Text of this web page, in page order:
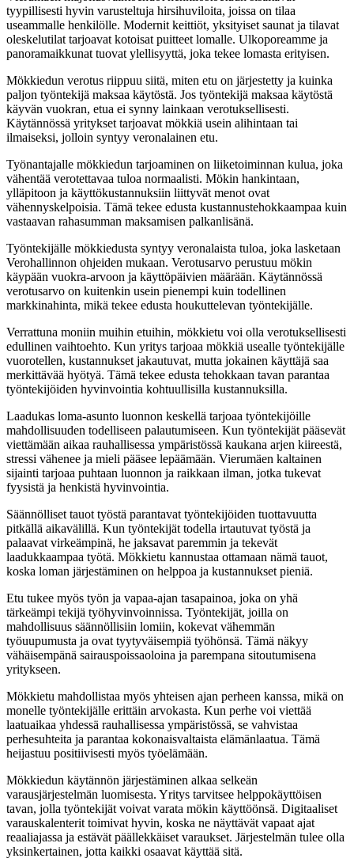
tyypillisesti hyvin varusteltuja hirsihuviloita, joissa on tilaa
useammalle henkilölle. Modernit keittiöt, yksityiset saunat ja tilavat
oleskelutilat tarjoavat kotoisat puitteet lomalle. Ulkoporeamme ja
panoramaikkunat tuovat ylellisyyttä, joka tekee lomasta erityisen.
Mökkiedun verotus riippuu siitä, miten etu on järjestetty ja kuinka
paljon työntekijä maksaa käytöstä. Jos työntekijä maksaa käytöstä
käyvän vuokran, etua ei synny lainkaan verotuksellisesti.
Käytännössä yritykset tarjoavat mökkiä usein alihintaan tai
ilmaiseksi, jolloin syntyy veronalainen etu.
Työnantajalle mökkiedun tarjoaminen on liiketoiminnan kulua, joka
vähentää verotettavaa tuloa normaalisti. Mökin hankintaan,
ylläpitoon ja käyttökustannuksiin liittyvät menot ovat
vähennyskelpoisia. Tämä tekee edusta kustannustehokkaampaa kuin
vastaavan rahasumman maksamisen palkanlisänä.
Työntekijälle mökkiedusta syntyy veronalaista tuloa, joka lasketaan
Verohallinnon ohjeiden mukaan. Verotusarvo perustuu mökin
käypään vuokra-arvoon ja käyttöpäivien määrään. Käytännössä
verotusarvo on kuitenkin usein pienempi kuin todellinen
markkinahinta, mikä tekee edusta houkuttelevan työntekijälle.
Verrattuna moniin muihin etuihin, mökkietu voi olla verotuksellisesti
edullinen vaihtoehto. Kun yritys tarjoaa mökkiä usealle työntekijälle
vuorotellen, kustannukset jakautuvat, mutta jokainen käyttäjä saa
merkittävää hyötyä. Tämä tekee edusta tehokkaan tavan parantaa
työntekijöiden hyvinvointia kohtuullisilla kustannuksilla.
Laadukas loma-asunto luonnon keskellä tarjoaa työntekijöille
mahdollisuuden todelliseen palautumiseen. Kun työntekijät pääsevät
viettämään aikaa rauhallisessa ympäristössä kaukana arjen kiireestä,
stressi vähenee ja mieli pääsee lepäämään. Vierumäen kaltainen
sijainti tarjoaa puhtaan luonnon ja raikkaan ilman, jotka tukevat
fyysistä ja henkistä hyvinvointia.
Säännölliset tauot työstä parantavat työntekijöiden tuottavuutta
pitkällä aikavälillä. Kun työntekijät todella irtautuvat työstä ja
palaavat virkeämpinä, he jaksavat paremmin ja tekevät
laadukkaampaa työtä. Mökkietu kannustaa ottamaan nämä tauot,
koska loman järjestäminen on helppoa ja kustannukset pieniä.
Etu tukee myös työn ja vapaa-ajan tasapainoa, joka on yhä
tärkeämpi tekijä työhyvinvoinnissa. Työntekijät, joilla on
mahdollisuus säännöllisiin lomiin, kokevat vähemmän
työuupumusta ja ovat tyytyväisempiä työhönsä. Tämä näkyy
vähäisempänä sairauspoissaoloina ja parempana sitoutumisena
yritykseen.
Mökkietu mahdollistaa myös yhteisen ajan perheen kanssa, mikä on
monelle työntekijälle erittäin arvokasta. Kun perhe voi viettää
laatuaikaa yhdessä rauhallisessa ympäristössä, se vahvistaa
perhesuhteita ja parantaa kokonaisvaltaista elämänlaatua. Tämä
heijastuu positiivisesti myös työelämään.
Mökkiedun käytännön järjestäminen alkaa selkeän
varausjärjestelmän luomisesta. Yritys tarvitsee helppokäyttöisen
tavan, jolla työntekijät voivat varata mökin käyttöönsä. Digitaaliset
varauskalenterit toimivat hyvin, koska ne näyttävät vapaat ajat
reaaliajassa ja estävät päällekkäiset varaukset. Järjestelmän tulee olla
yksinkertainen, jotta kaikki osaavat käyttää sitä.